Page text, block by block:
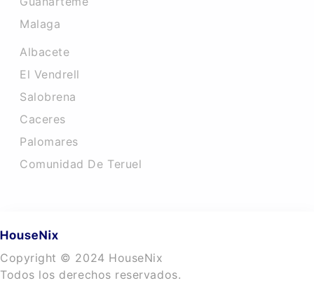
Malaga
Albacete
El Vendrell
Salobrena
Caceres‎
Palomares
Comunidad De Teruel
Copyright © 2024 HouseNix
Todos los derechos reservados.